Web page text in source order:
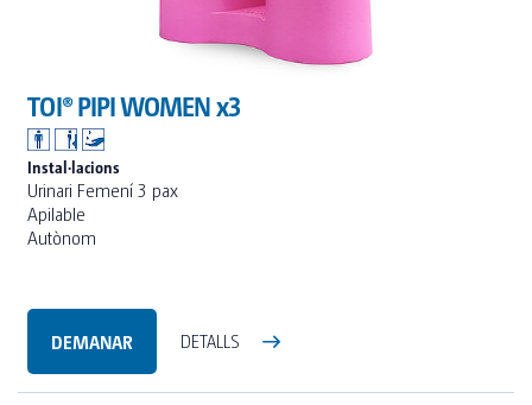
TOI® PIPI WOMEN x3
Instal·lacions
Urinari Femení 3 pax
Apilable
Autònom
DEMANAR DETALLS